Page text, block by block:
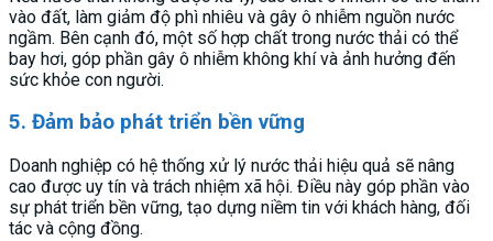
vào đất, làm giảm độ phì nhiêu và gây ô nhiễm nguồn nước
ngầm. Bên cạnh đó, một số hợp chất trong nước thải có thể
bay hơi, góp phần gây ô nhiễm không khí và ảnh hưởng đến
sức khỏe con người.
5. Đảm bảo phát triển bền vững
Doanh nghiệp có hệ thống xử lý nước thải hiệu quả sẽ nâng
cao được uy tín và trách nhiệm xã hội. Điều này góp phần vào
sự phát triển bền vững, tạo dựng niềm tin với khách hàng, đối
tác và cộng đồng.